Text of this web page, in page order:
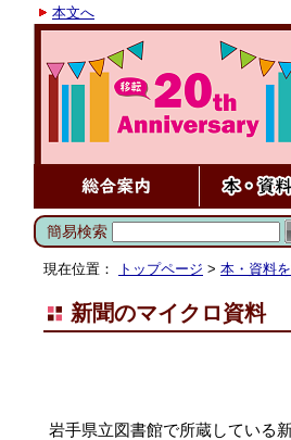
本文へ
簡易検索
現在位置： トップページ > 本・資料
新聞のマイクロ資料
岩手県立図書館で所蔵している